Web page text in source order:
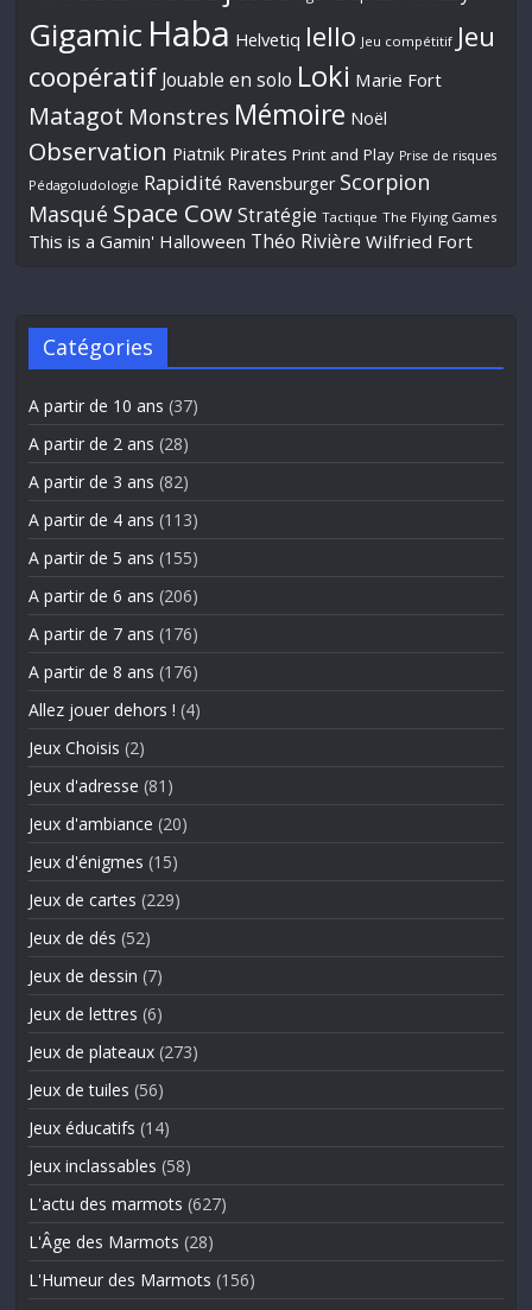
Gigamic Haba Helvetiq Iello Jeu compétitif Jeu
coopératif Jouable en solo Loki Marie Fort
Matagot Monstres Mémoire Noël
Observation Piatnik Pirates Print and Play Prise de risques
Pédagoludologie Rapidité Ravensburger Scorpion
Masqué Space Cow Stratégie Tactique The Flying Games
This is a Gamin' Halloween Théo Rivière Wilfried Fort
Catégories
A partir de 10 ans (37)
A partir de 2 ans (28)
A partir de 3 ans (82)
A partir de 4 ans (113)
A partir de 5 ans (155)
A partir de 6 ans (206)
A partir de 7 ans (176)
A partir de 8 ans (176)
Allez jouer dehors ! (4)
Jeux Choisis (2)
Jeux d'adresse (81)
Jeux d'ambiance (20)
Jeux d'énigmes (15)
Jeux de cartes (229)
Jeux de dés (52)
Jeux de dessin (7)
Jeux de lettres (6)
Jeux de plateaux (273)
Jeux de tuiles (56)
Jeux éducatifs (14)
Jeux inclassables (58)
L'actu des marmots (627)
L'Âge des Marmots (28)
L'Humeur des Marmots (156)